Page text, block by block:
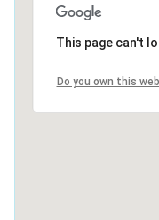
This page can't
Do you own this